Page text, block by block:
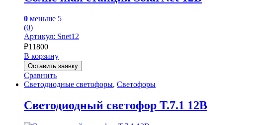
0 меньше 5
(0)
Артикул: Snet12
₽11800
В корзину
Оставить заявку
Сравнить
Светодиодные светофоры, Светофоры
Светодиодный светофор Т.7.1 12В